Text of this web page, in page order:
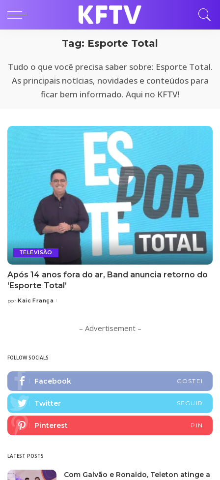
Tag: Esporte Total
Tudo o que você precisa saber sobre: Esporte Total.
As principais notícias, novidades e conteúdos para
ficar bem informado. Aqui no KFTV!
TELEVISÃO
Após 14 anos fora do ar, Band anuncia retorno do
‘Esporte Total’
Posted
por Kaic França
– Advertisement –
FOLLOW SOCIALS
Facebook GOSTEI
Twitter SEGUIR
Pinterest PIN
LATEST POSTS
Com Galvão e Ronaldo, Teleton atinge a